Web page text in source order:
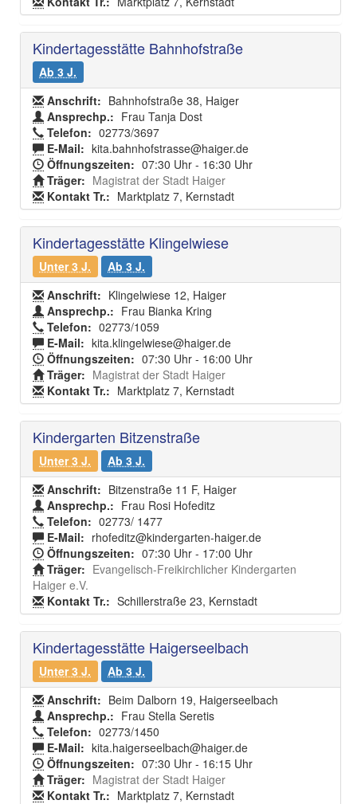
Kindertagesstätte Bahnhofstraße
Ab 3 J.
Anschrift: Bahnhofstraße 38, Haiger
Ansprechp.: Frau Tanja Dost
Telefon: 02773/3697
E-Mail: kita.bahnhofstrasse@haiger.de
Öffnungszeiten: 07:30 Uhr - 16:30 Uhr
Träger: Magistrat der Stadt Haiger
Kontakt Tr.: Marktplatz 7, Kernstadt
Kindertagesstätte Klingelwiese
Unter 3 J.
Ab 3 J.
Anschrift: Klingelwiese 12, Haiger
Ansprechp.: Frau Bianka Kring
Telefon: 02773/1059
E-Mail: kita.klingelwiese@haiger.de
Öffnungszeiten: 07:30 Uhr - 16:00 Uhr
Träger: Magistrat der Stadt Haiger
Kontakt Tr.: Marktplatz 7, Kernstadt
Kindergarten Bitzenstraße
Unter 3 J.
Ab 3 J.
Anschrift: Bitzenstraße 11 F, Haiger
Ansprechp.: Frau Rosi Hofeditz
Telefon: 02773/ 1477
E-Mail: rhofeditz@kindergarten-haiger.de
Öffnungszeiten: 07:30 Uhr - 17:00 Uhr
Träger: Evangelisch-Freikirchlicher Kindergarten
Haiger e.V.
Kontakt Tr.: Schillerstraße 23, Kernstadt
Kindertagesstätte Haigerseelbach
Unter 3 J.
Ab 3 J.
Anschrift: Beim Dalborn 19, Haigerseelbach
Ansprechp.: Frau Stella Seretis
Telefon: 02773/1450
E-Mail: kita.haigerseelbach@haiger.de
Öffnungszeiten: 07:30 Uhr - 16:15 Uhr
Träger: Magistrat der Stadt Haiger
Kontakt Tr.: Marktplatz 7, Kernstadt